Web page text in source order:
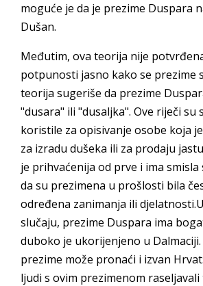
moguće je da je prezime Duspara
Dušan.
Međutim, ova teorija nije
potpunosti jasno kako se prezime
teorija sugeriše da prezime
"dusara" ili "dusaljka". Ove riječi su
koristile za opisivanje osobe koja
za izradu dušeka ili za prodaju
je prihvaćenija od prve i ima
da su prezimena u prošlosti bila
određena zanimanja ili
slučaju, prezime Duspara ima
duboko je ukorijenjeno u Dalmaciji.
prezime može pronaći i izvan
ljudi s ovim prezimenom